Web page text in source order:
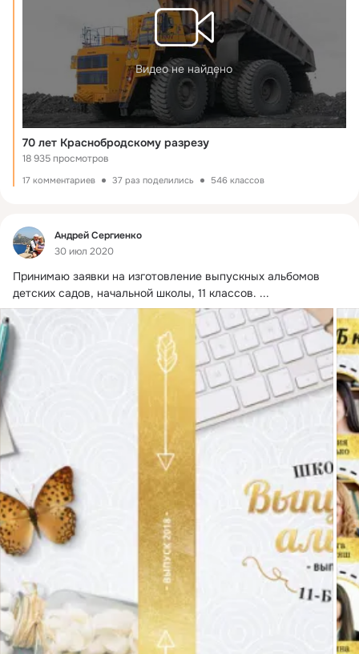
Видео не найдено
70 лет Краснобродскому разрезу
18 935 просмотров
17 комментариев 37 раз поделились 546 классов
Фид
Андрей Сергиенко
30 июл 2020
Принимаю заявки на изготовление выпускных альбомов
детских садов, начальной школы, 11 классов. ...